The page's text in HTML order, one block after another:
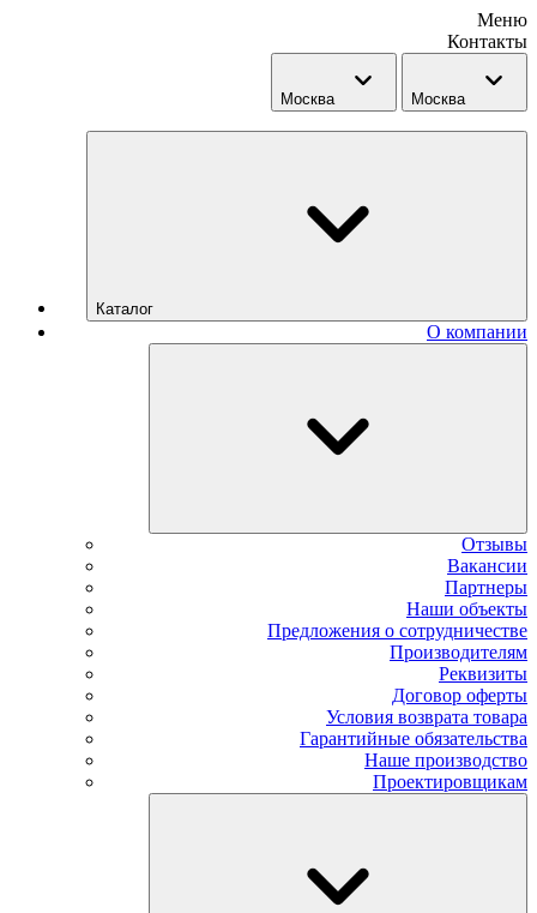
Меню
Контакты
Москва Москва
Каталог
О компании
Отзывы
Вакансии
Партнеры
Наши объекты
Предложения о сотрудничестве
Производителям
Реквизиты
Договор оферты
Условия возврата товара
Гарантийные обязательства
Наше производство
Проектировщикам